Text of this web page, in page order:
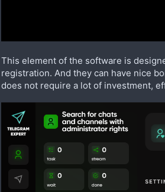
This element of the software is
registration. And they can have nice
does not require a lot of investment,